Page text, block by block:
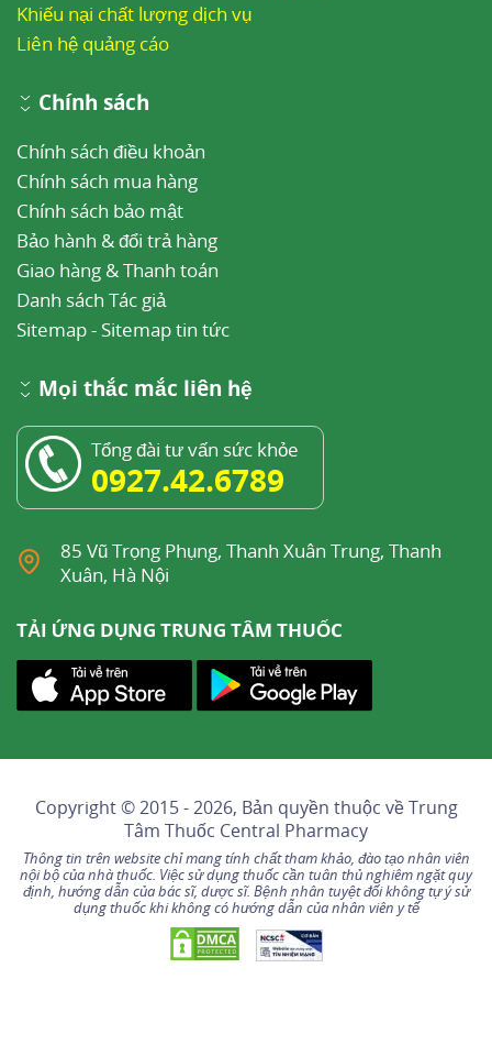
Delbrueckii [Fast Facts] - Uses, Side Effects,
and More, WebMD. Truy cập ngày 11 tháng
Hela El Kafsi và cộng sự (Ngày đăng năm
2014).Lactobacillus delbrueckii ssp. lactis
and ssp. bulgaricus: a chronicle of
evolution in action
tháng 9 năm 2023.
Khiếu nại chất lượng dịch vụ
Liên hệ quảng cáo
Chính sách
Chính sách điều khoản
Chính sách mua hàng
Chính sách bảo mật
Bảo hành & đổi trả hàng
Giao hàng & Thanh toán
Danh sách Tác giả
Sitemap- Sitemap tin tức
Mọi thắc mắc liên hệ
Tổng đài tư vấn sức khỏe
0927.42.6789
85 Vũ Trọng Phụng, Thanh Xuân Trung, Thanh
Xuân, Hà Nội
TẢI ỨNG DỤNG TRUNG TÂM THUỐC
Copyright © 2015 - 2026, Bản quyền thuộc vềTrung
Tâm Thuốc Central Pharmacy
Thông tin trên website chỉ mang tính chất tham khảo, đào tạo nhân viên
nội bộ của nhà thuốc. Việc sử dụng thuốc cần tuân thủ nghiêm ngặt quy
định, hướng dẫn của bác sĩ, dược sĩ. Bệnh nhân tuyệt đối không tự ý sử
dụng thuốc khi không có hướng dẫn của nhân viên y tế